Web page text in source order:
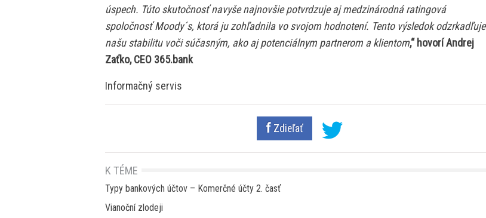
úspech. Túto skutočnosť navyše najnovšie potvrdzuje aj medzinárodná ratingová
spoločnosť Moody´s, ktorá ju zohľadnila vo svojom hodnotení. Tento výsledok odzrkadľuje
našu stabilitu voči súčasným, ako aj potenciálnym partnerom a klientom,“ hovorí Andrej
Zaťko, CEO 365.bank
Informačný servis
Zdieľať
K TÉME
Typy bankových účtov – Komerčné účty 2. časť
Vianoční zlodeji